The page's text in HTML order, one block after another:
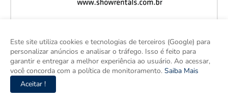
Este site utiliza cookies e tecnologias de terceiros (Google) para
personalizar anúncios e analisar o tráfego. Isso é feito para
garantir e entregar a melhor experiência ao usuário. Ao acessar,
você concorda com a política de monitoramento. Saiba Mais
Aceitar !